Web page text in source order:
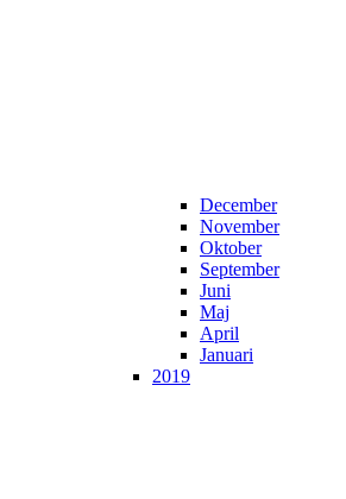
December
November
Oktober
September
Juni
Maj
April
Januari
2019